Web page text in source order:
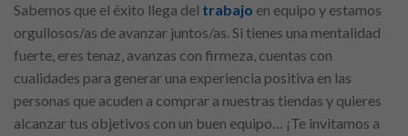
Sabemos que el éxito llega del trabajo en equipo y estamos
orgullosos/as de avanzar juntos/as. Si tienes una mentalidad
fuerte, eres tenaz, avanzas con firmeza, cuentas con
cualidades para generar una experiencia positiva en las
personas que acuden a comprar a nuestras tiendas y quieres
alcanzar tus objetivos con un buen equipo… ¡Te invitamos a